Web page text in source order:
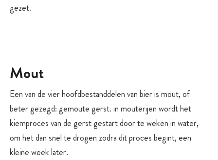
gezet.
Mout
Een van de vier hoofdbestanddelen van bier is mout, of
beter gezegd: gemoute gerst. in mouterijen wordt het
kiemproces van de gerst gestart door te weken in water,
om het dan snel te drogen zodra dit proces begint, een
kleine week later.